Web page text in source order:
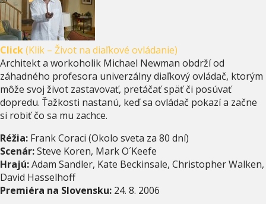
Click(Klik – Život na diaľkové ovládanie)
Architekt a workoholik Michael Newman obdrží od
záhadného profesora univerzálny diaľkový ovládač, ktorým
môže svoj život zastavovať, pretáčať späť či posúvať
dopredu. Ťažkosti nastanú, keď sa ovládač pokazí a začne
si robiť čo sa mu zachce.
Réžia: Frank Coraci (Okolo sveta za 80 dní)
Scenár:Steve Koren, Mark O´Keefe
Hrajú:Adam Sandler, Kate Beckinsale, Christopher Walken,
David Hasselhoff
Premiéra na Slovensku: 24. 8. 2006